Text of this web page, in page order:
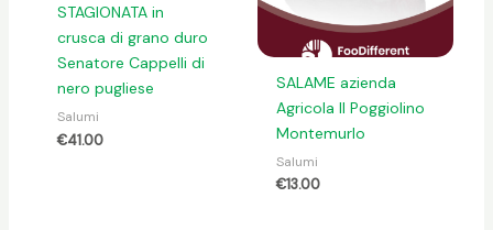
STAGIONATA in
crusca di grano duro
Senatore Cappelli di
nero pugliese
Salumi
€41.00
SALAME azienda
Agricola Il Poggiolino
Montemurlo
Salumi
€13.00